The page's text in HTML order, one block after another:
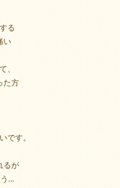
る
い
、
た方
です。
るが
...